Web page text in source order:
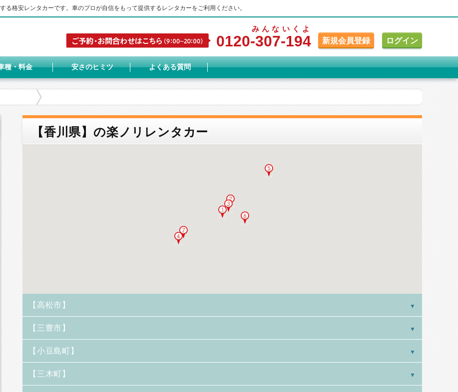
格安レンタカーです。車のプロが自信をもって提供するレンタカーをご利用ください。
0120-307
みんな
-194
いくよ
新規会員登録
ログイン
種・料金 安さのヒミツ よくある質問
【香川県】の楽ノリレンタカー
【高松市】
【三豊市】
【小豆島町】
【三木町】